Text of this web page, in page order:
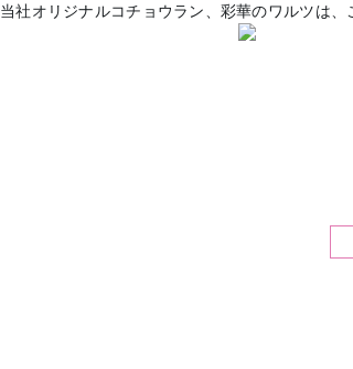
当社オリジナルコチョウラン、彩華のワルツは